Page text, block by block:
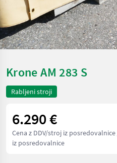
Krone AM 283 S
Rabljeni stroji
6.290 €
Cena z DDV/stroj iz posredovalnice
iz posredovalnice